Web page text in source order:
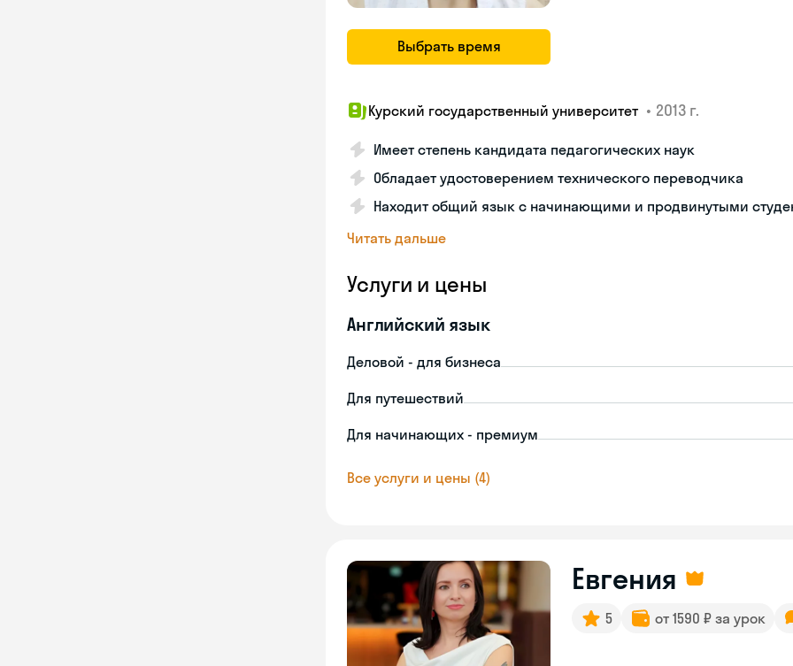
Выбрать время
Курский государственный университет • 2013 г.
Имеет степень кандидата педагогических наук
Обладает удостоверением технического переводчика
Находит общий язык с начинающими и продвинутыми
Читать дальше
Услуги и цены
Английский язык
Деловой - для бизнеса
Для путешествий
Для начинающих - премиум
Все услуги и цены (4)
Евгения
5 от 1590 ₽ за урок